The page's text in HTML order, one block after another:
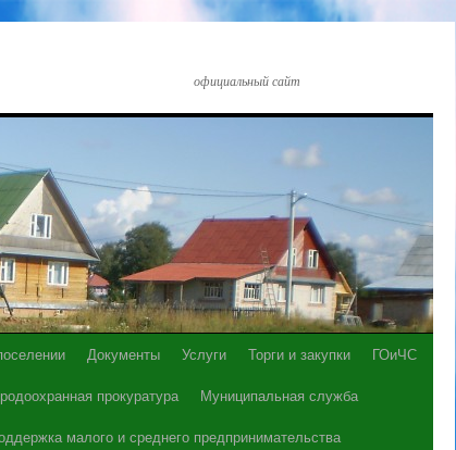
официальный сайт
Документы Услуги Торги и закупки
ГОиЧС
прокуратура
Муниципальная служба
малого и среднего предпринимательства